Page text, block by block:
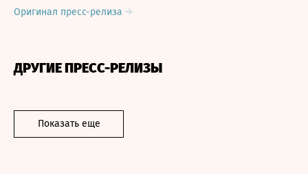
Оригинал пресс-релиза
ДРУГИЕ ПРЕСС-РЕЛИЗЫ
Показать еще